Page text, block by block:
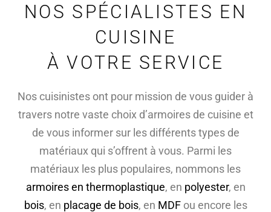
NOS SPÉCIALISTES EN
CUISINE
À VOTRE SERVICE
Nos cuisinistes ont pour mission de vous guider à
travers notre vaste choix d’armoires de cuisine et
de vous informer sur les différents types de
matériaux qui s’offrent à vous. Parmi les
matériaux les plus populaires, nommons les
armoires en thermoplastique, en polyester, en
bois, en placage de bois, en MDFou encore les